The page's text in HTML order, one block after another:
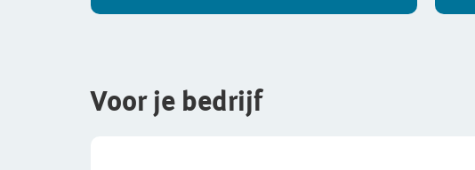
Voor je bedrijf